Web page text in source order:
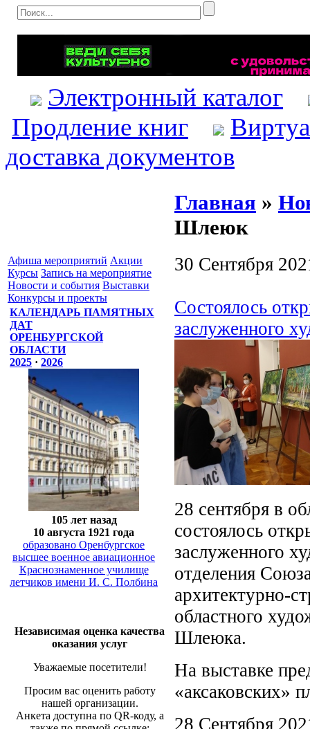
Электронный каталог
Продление книг
доставка документов
Афиша мероприятий Акции
Курсы Запись на мероприятие
Новости и события Выставки
Конкурсы и проекты
КАЛЕНДАРЬ ПАМЯТНЫХ
ДАТ
ОРЕНБУРГСКОЙ
ОБЛАСТИ
2025 · 2026
105 лет назад
10 августа 1921 года
образовано Оренбургское
высшее военное авиационное
Краснознаменное училище
летчиков имени И. С. Полбина
Независимая оценка качества
оказания услуг
Уважаемые посетители!
Просим вас оценить работу
нашей организации.
Анкета доступна по QR-коду, а
Главная »
Шлеюк
30 Сентября
Состоялось
заслуженного
28 сентября в
состоялось
заслуженного
отделения
архитектурно-
областного
Шлеюка.
На выставке
«аксаковских»
28 Сентября